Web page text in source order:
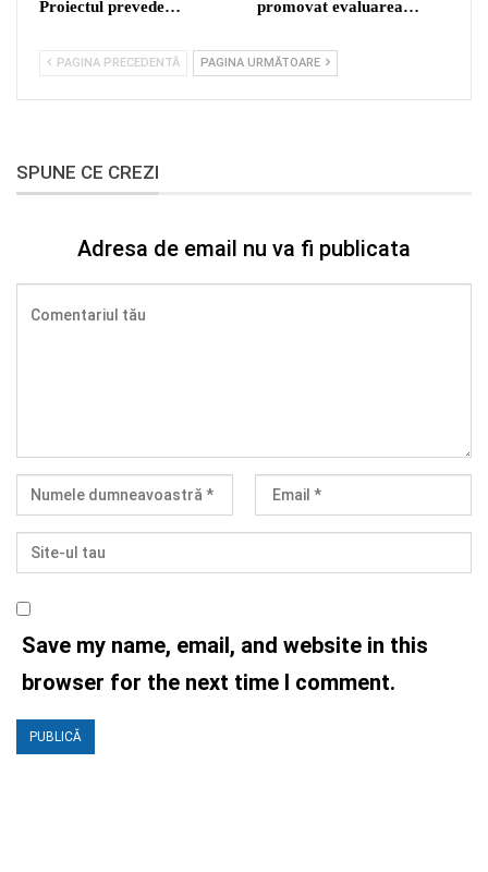
Proiectul prevede… promovat evaluarea…
PAGINA PRECEDENTĂ PAGINA URMĂTOARE
SPUNE CE CREZI
Adresa de email nu va fi publicata
Save my name, email, and website in this
browser for the next time I comment.